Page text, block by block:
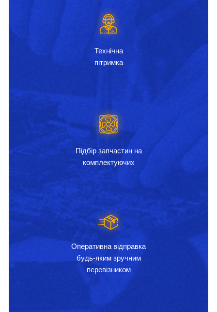
Технічна
пітримка
Підбір запчастин на
комплектуючих
Оперативна відправка
будь-яким зручним
перевізником